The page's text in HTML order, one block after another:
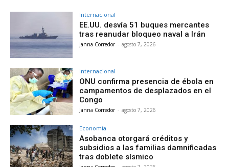
Internacional
EE.UU. desvía 51 buques mercantes
tras reanudar bloqueo naval a Irán
Janna Corredor - agosto 7, 2026
Internacional
ONU confirma presencia de ébola en
campamentos de desplazados en el
Congo
Janna Corredor - agosto 7, 2026
Economía
Asobanca otorgará créditos y
subsidios a las familias damnificadas
tras doblete sísmico